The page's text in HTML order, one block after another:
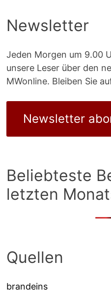
Newsletter
Jeden Morgen um 9.00
unsere Leser über den
MWonline. Bleiben Sie
Newsletter
Beliebteste
letzten
Quellen
brandeins